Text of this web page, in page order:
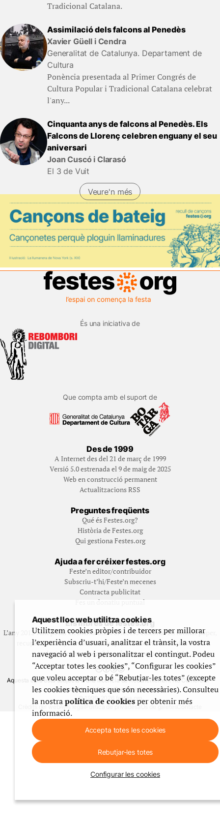
Tradicional Catalana.
Assimilació dels falcons al Penedès
Xavier Güell i Cendra
Generalitat de Catalunya. Departament de
Cultura
Ponència presentada al Primer Congrés de
Cultura Popular i Tradicional Catalana celebrat
l'any...
Cinquanta anys de falcons al Penedès. Els
Falcons de Llorenç celebren enguany el seu
aniversari
Joan Cuscó i Clarasó
El 3 de Vuit
Veure'n més
És una iniciativa de
Que compta amb el suport de
Des de 1999
A Internet des del 21 de març de 1999
Versió 5.0 estrenada el 9 de maig de 2025
Web en construcció permanent
Actualitzacions RSS
Preguntes freqüents
Qué és Festes.org?
Història de Festes.org
Qui gestiona Festes.org
Ajuda a fer créixer festes.org
Feste’n editor/contribuidor
Subscriu-t’hi/Feste’n mecenes
Contracta publicitat
Fes un donatiu puntual
Els llibres de festes.org
L’any 2012 vam posar en marxa una col·lecció editorial en format paper,
recuperant i ampliant materials que fins aleshores havien estat
exclusivament accessibles al nostre espai web. [+]
Aquesta obra està subjecta a una llicència de Reconeixement No Comercial -
CompartirIgual 4.0 de Creative Commons
© 1999-2026 festes.org
Avís legal Política de privadesa
Aquest lloc web utilitza cookies
Utilitzem cookies pròpies i de tercers per millorar
l’experiència d’usuari, analitzar el trànsit, la vostra
navegació al web i personalitzar el contingut. Podeu
“Acceptar totes les cookies”, “Configurar les cookies”
que voleu acceptar o bé “Rebutjar-les totes” (excepte
les cookies tècniques que són necessàries). Consulteu
la nostrapolítica de cookiesper obtenir més
informació.
Accepta totes les cookies
Rebutjar-les totes
Configurar les cookies